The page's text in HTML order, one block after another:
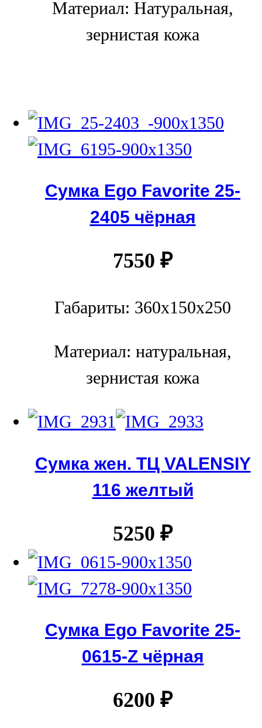
Материал: Натуральная,
зернистая кожа
Сумка Ego Favorite 25-
2405 чёрная
7550 ₽
Габариты: 360x150x250
Материал: натуральная,
зернистая кожа
Сумка жен. ТЦ VALENSIY
116 желтый
5250 ₽
Сумка Ego Favorite 25-
0615-Z чёрная
6200 ₽